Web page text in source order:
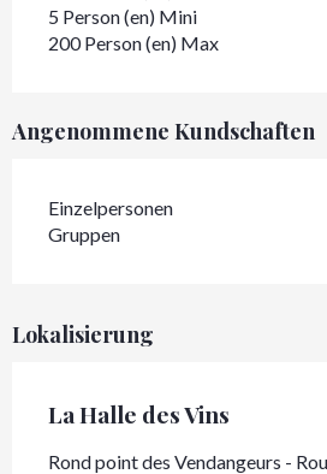
5 Person (en) Mini
200 Person (en) Max
Angenommene Kundschaften
Einzelpersonen
Gruppen
Lokalisierung
La Halle des Vins
Rond point des Vendangeurs -